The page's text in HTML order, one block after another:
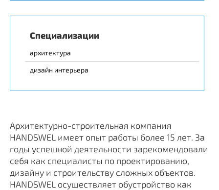
Специализации
архитектура
дизайн интерьера
Архитектурно-строительная компания
HANDSWEL имеет опыт работы более 15 лет. За
годы успешной деятельности зарекомендовали
себя как специалисты по проектированию,
дизайну и строительству сложных объектов.
HANDSWEL осуществляет обустройство как